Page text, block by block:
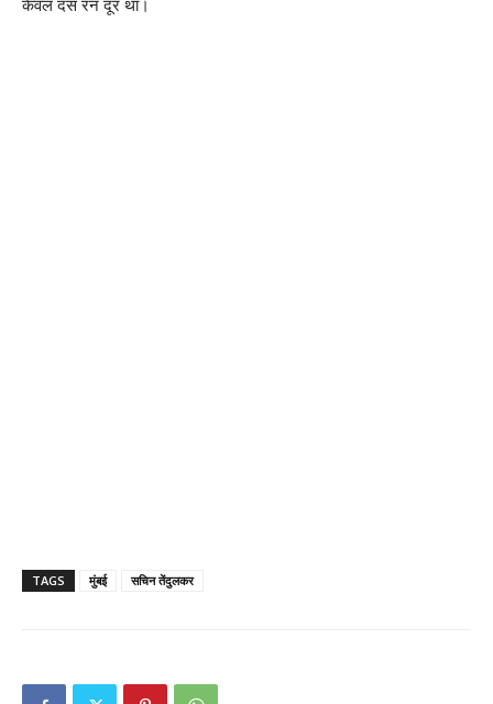
केवल दस रन दूर था।
TAGS मुंबई सचिन तेंदुलकर